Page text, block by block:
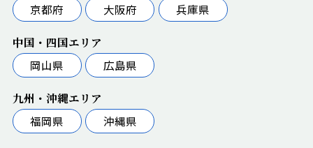
京都府
大阪府 兵庫県
中国・四国エリア
岡山県
広島県
九州・沖縄エリア
福岡県
沖縄県